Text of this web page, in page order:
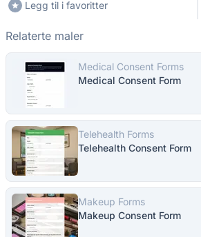
Legg til i favoritter
Relaterte maler
Medical Consent Forms
Medical Consent Form
Telehealth Forms
Telehealth Consent Form
Makeup Forms
Makeup Consent Form